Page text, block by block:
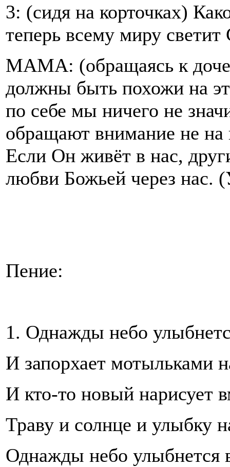
3: (сидя на корточках)
теперь всему миру
МАМА: (обращаясь к
должны быть похожи на
по себе мы ничего не
обращают внимание не на
Если Он живёт в нас,
любви Божьей через нас.
Пение:
1. Однажды небо
И запорхает мотыльками
И кто-то новый нарисует
Траву и солнце и улыбку
Однажды небо улыбнется